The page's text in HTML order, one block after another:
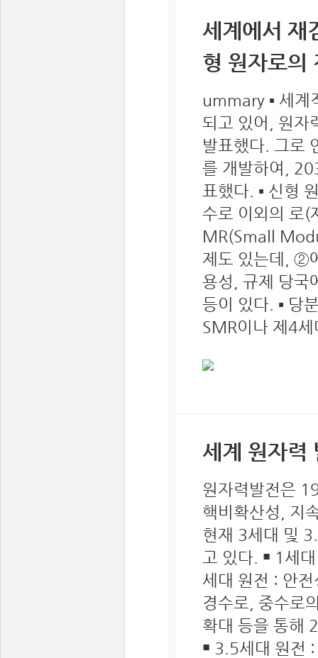
세계에서 재
형 원자로의
ummary ▪ 세계
되고 있어, 원자
발표했다. 그로
를 개발하여,
표했다. ▪ 신형
수로 이외의 로(
MR(Small
제도 있는데, ②
용성, 규제 당국
등이 있다. ▪ 당
SMR이나 제4
세계 원자력
원자력발전은
핵비확산성, 지
현재 3세대 및
고 있다. ￭ 1세
세대 원전 : 안
경수로, 중수로
확대 등을 통해
￭ 3.5세대 원전